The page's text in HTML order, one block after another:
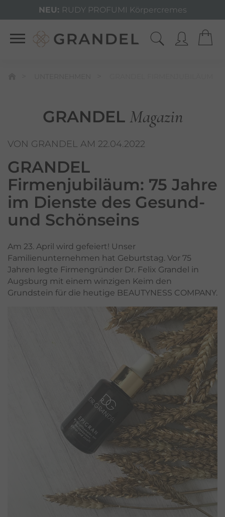
NEU: RUDY PROFUMI Körpercremes
GRANDEL Magazin
VON GRANDEL AM 22.04.2022
GRANDEL
Firmenjubiläum: 75 Jahre
im Dienste des Gesund-
und Schönseins
Am 23. April wird gefeiert! Unser
Familienunternehmen hat Geburtstag. Vor 75
Jahren legte Firmengründer Dr. Felix Grandel in
Augsburg mit einem winzigen Keim den
Grundstein für die heutige BEAUTYNESS COMPANY.